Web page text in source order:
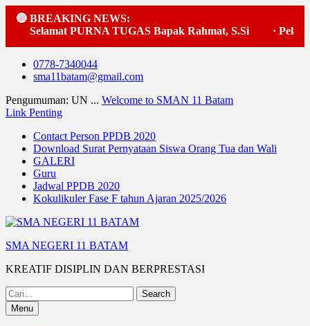
🔴 BREAKING NEWS:
Selamat PURNA TUGAS Bapak Rahmat, S.Si
Skip
0778-7340044
sma11batam@gmail.com
Pengumuman: UN ... Welcome to SMAN 11 Batam
Link Penting
Contact Person PPDB 2020
Download Surat Pernyataan Siswa Orang Tua dan Wali
GALERI
Guru
Jadwal PPDB 2020
Kokulikuler Fase F tahun Ajaran 2025/2026
SMA NEGERI 11 BATAM
KREATIF DISIPLIN DAN BERPRESTASI
Search
for:Menu